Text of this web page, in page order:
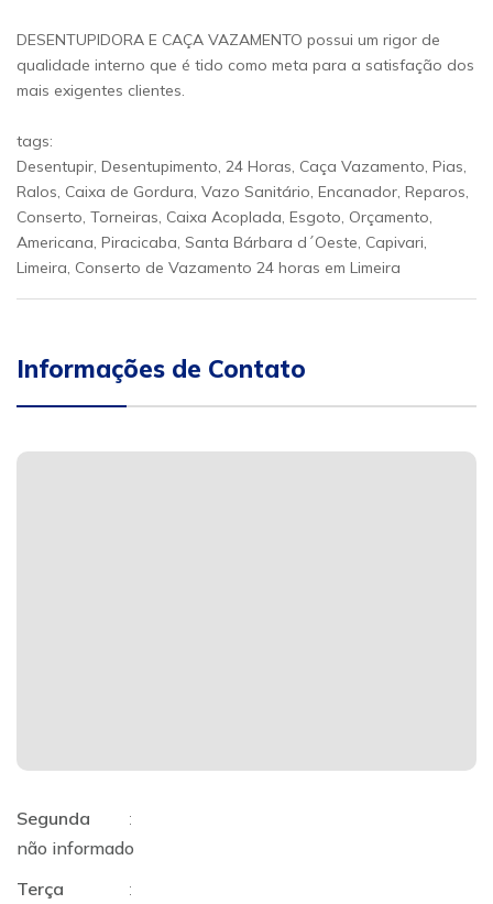
DESENTUPIDORA E CAÇA VAZAMENTO possui um rigor de
qualidade interno que é tido como meta para a satisfação dos
mais exigentes clientes.
tags:
Desentupir, Desentupimento, 24 Horas, Caça Vazamento, Pias,
Ralos, Caixa de Gordura, Vazo Sanitário, Encanador, Reparos,
Conserto, Torneiras, Caixa Acoplada, Esgoto, Orçamento,
Americana, Piracicaba, Santa Bárbara d´Oeste, Capivari,
Limeira, Conserto de Vazamento 24 horas em Limeira
Informações de Contato
Segunda
:
não informado
Terça
: